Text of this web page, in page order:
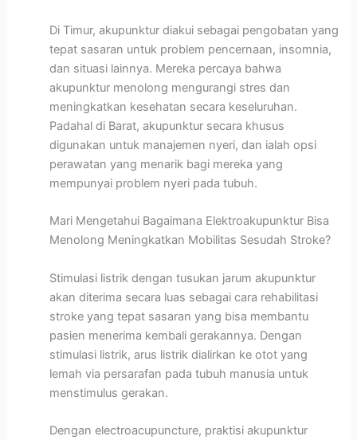
Di Timur, akupunktur diakui sebagai pengobatan yang
tepat sasaran untuk problem pencernaan, insomnia,
dan situasi lainnya. Mereka percaya bahwa
akupunktur menolong mengurangi stres dan
meningkatkan kesehatan secara keseluruhan.
Padahal di Barat, akupunktur secara khusus
digunakan untuk manajemen nyeri, dan ialah opsi
perawatan yang menarik bagi mereka yang
mempunyai problem nyeri pada tubuh.
Mari Mengetahui Bagaimana Elektroakupunktur Bisa
Menolong Meningkatkan Mobilitas Sesudah Stroke?
Stimulasi listrik dengan tusukan jarum akupunktur
akan diterima secara luas sebagai cara rehabilitasi
stroke yang tepat sasaran yang bisa membantu
pasien menerima kembali gerakannya. Dengan
stimulasi listrik, arus listrik dialirkan ke otot yang
lemah via persarafan pada tubuh manusia untuk
menstimulus gerakan.
Dengan electroacupuncture, praktisi akupunktur